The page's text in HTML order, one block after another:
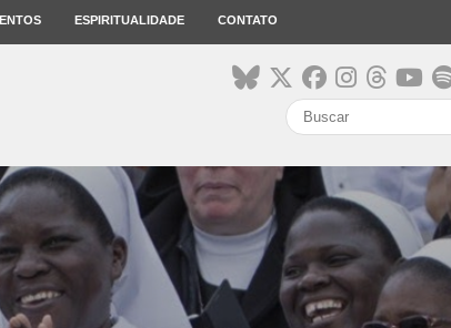
ESPIRITUALIDADE CONTATO